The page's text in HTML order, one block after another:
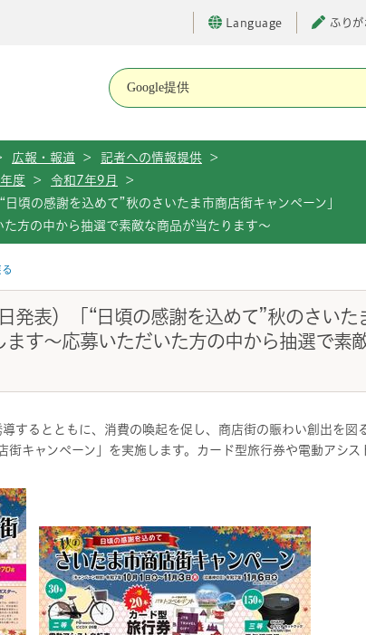
Language ふりが
広報・報道 > 記者への情報提供
>
度 > 令和7年9月
>
頃の感謝を込めて”秋のさいたま市商店街キャンペーン」
方の中から抽選で素敵な商品が当たります～
発表）「“日頃の感謝を込めて”秋のさいた
ます～応募いただいた方の中から抽選で素
するとともに、消費の喚起を促し、商店街の賑わい創出を
街キャンペーン」を実施します。カード型旅行券や電動アシ